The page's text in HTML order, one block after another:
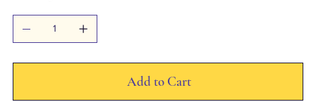
Add to Cart